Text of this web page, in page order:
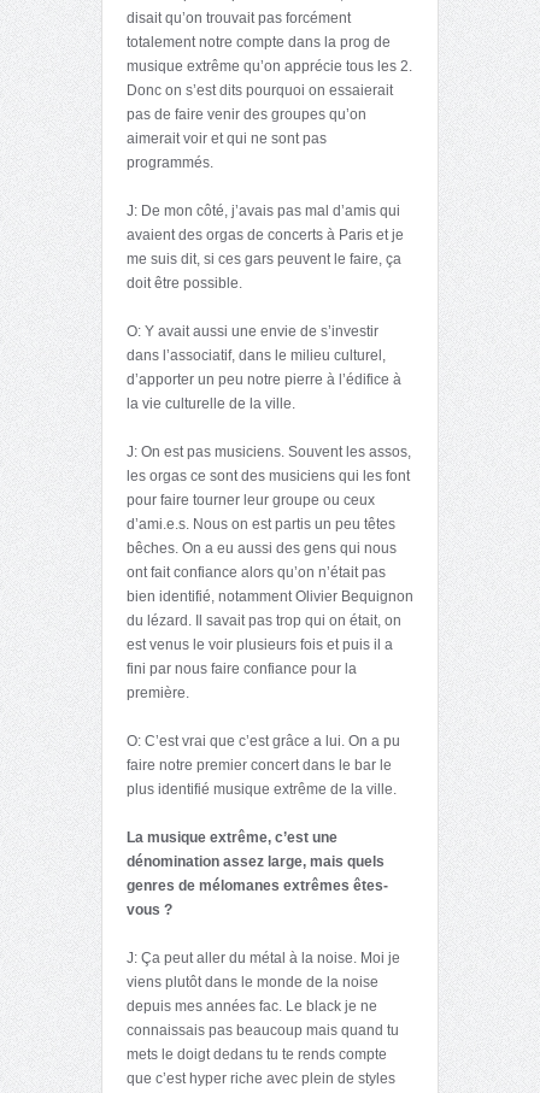
disait qu’on trouvait pas forcément
totalement notre compte dans la prog de
musique extrême qu’on apprécie tous les 2.
Donc on s’est dits pourquoi on essaierait
pas de faire venir des groupes qu’on
aimerait voir et qui ne sont pas
programmés.
J: De mon côté, j’avais pas mal d’amis qui
avaient des orgas de concerts à Paris et je
me suis dit, si ces gars peuvent le faire, ça
doit être possible.
O: Y avait aussi une envie de s’investir
dans l’associatif, dans le milieu culturel,
d’apporter un peu notre pierre à l’édifice à
la vie culturelle de la ville.
J: On est pas musiciens. Souvent les assos,
les orgas ce sont des musiciens qui les font
pour faire tourner leur groupe ou ceux
d’ami.e.s. Nous on est partis un peu têtes
bêches. On a eu aussi des gens qui nous
ont fait confiance alors qu’on n’était pas
bien identifié, notamment Olivier Bequignon
du lézard. Il savait pas trop qui on était, on
est venus le voir plusieurs fois et puis il a
fini par nous faire confiance pour la
première.
O: C’est vrai que c’est grâce a lui. On a pu
faire notre premier concert dans le bar le
plus identifié musique extrême de la ville.
La musique extrême, c’est une
dénomination assez large, mais quels
genres de mélomanes extrêmes êtes-
vous ?
J: Ça peut aller du métal à la noise. Moi je
viens plutôt dans le monde de la noise
depuis mes années fac. Le black je ne
connaissais pas beaucoup mais quand tu
mets le doigt dedans tu te rends compte
que c’est hyper riche avec plein de styles